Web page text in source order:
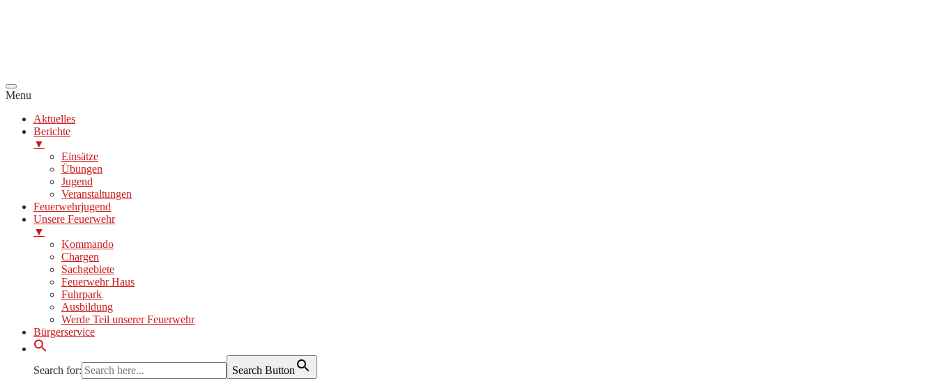
Menu
Aktuelles
Berichte
▼
Einsätze
Übungen
Jugend
Veranstaltungen
Feuerwehrjugend
Unsere Feuerwehr
▼
Kommando
Chargen
Sachgebiete
Feuerwehr Haus
Fuhrpark
Ausbildung
Werde Teil unserer Feuerwehr
Bürgerservice
Search for: Search Button